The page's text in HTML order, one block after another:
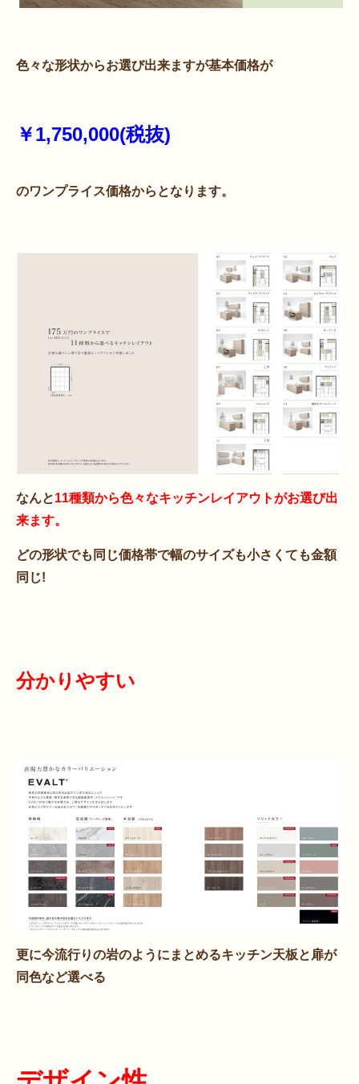
色々な形状からお選び出来ますが基本価格が
￥1,750,000(税抜)
のワンプライス価格からとなります。
なんと11種類から色々なキッチンレイアウトがお選び出
来ます。
どの形状でも同じ価格帯で幅のサイズも小さくても金額
同じ!
分かりやすい
更に今流行りの岩のようにまとめるキッチン天板と扉が
同色など選べる